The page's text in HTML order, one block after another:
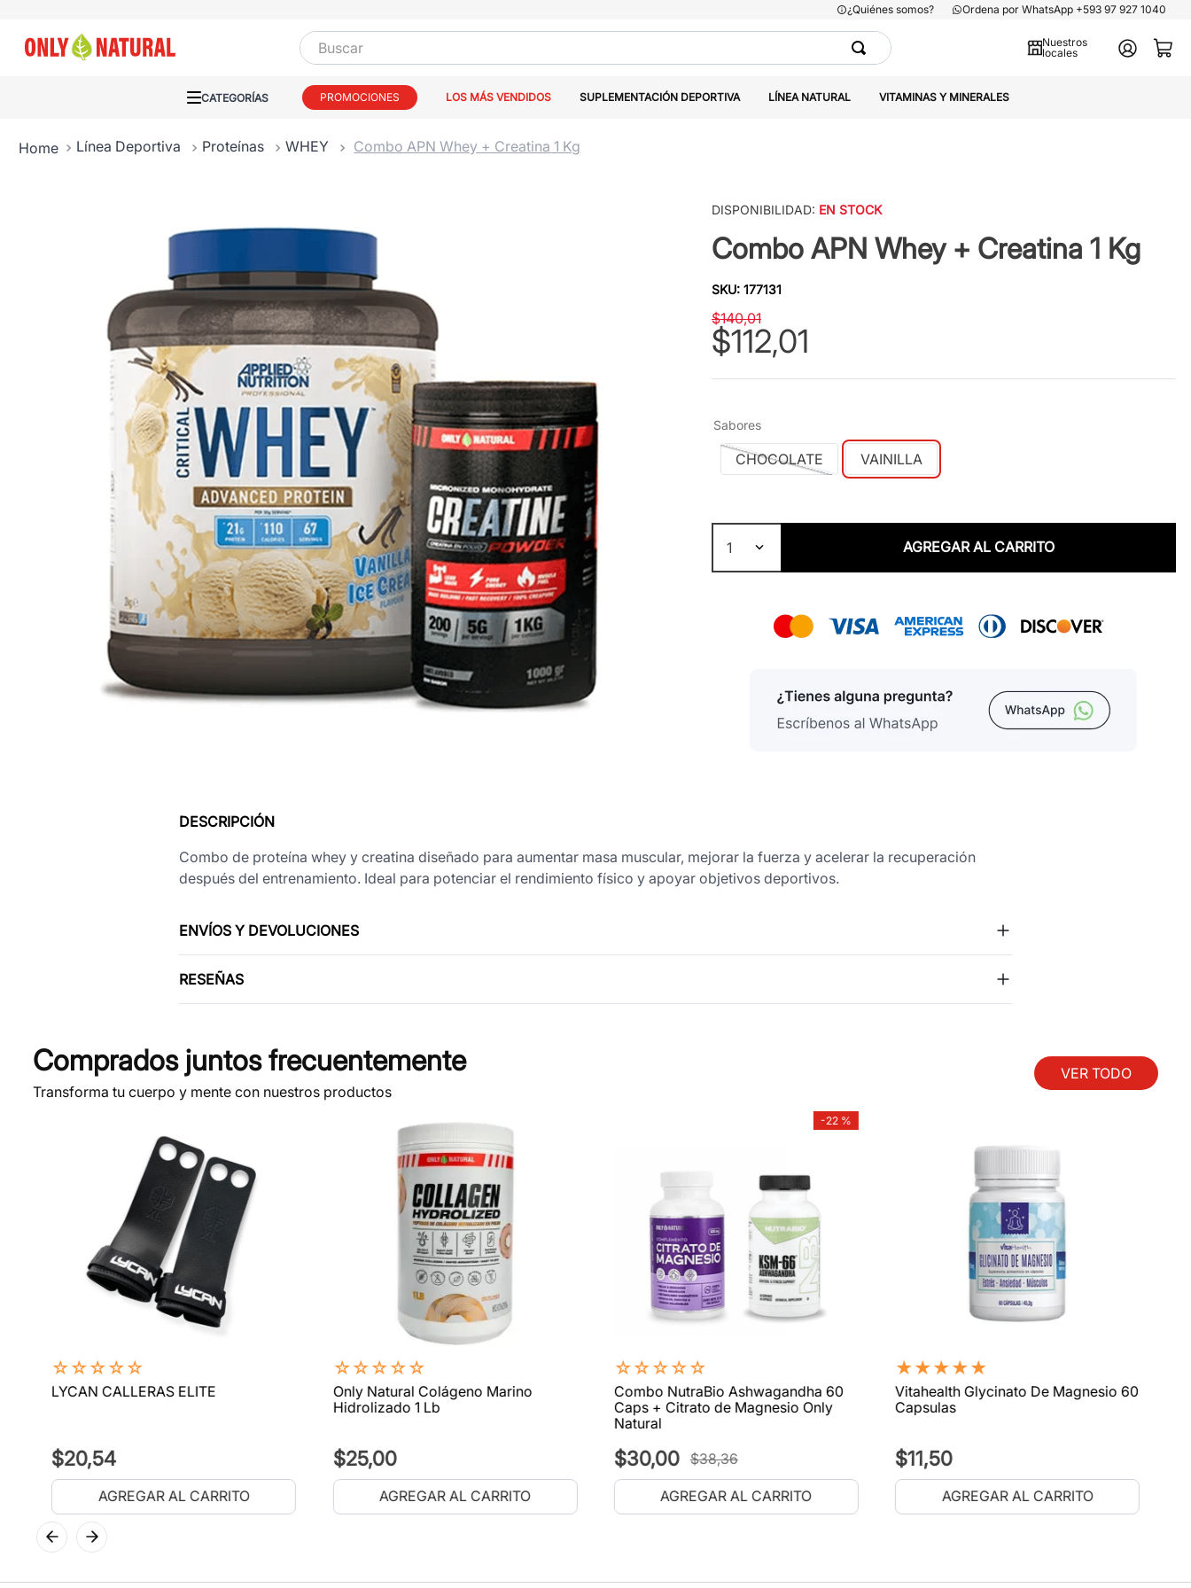
¿Quiénes somos? Ordena por WhatsApp +593 97 927 1040
Buscar
Nuestros
locales
PROMOCIONES LOS MÁS VENDIDOS SUPLEMENTACIÓN DEPORTIVA LÍNEA NATURAL VITAMINAS Y MINERALES
Línea Deportiva Proteínas WHEY Combo APN Whey + Creatina 1 Kg
DISPONIBILIDAD: EN STOCK
Combo APN Whey + Creatina 1 Kg
SKU: 177131
$140,01
$112,01
Sabores
CHOCOLATE VAINILLA
1 AGREGAR AL CARRITO
DESCRIPCIÓN
Combo de proteína whey y creatina diseñado para aumentar masa muscular, mejorar la fuerza y acelerar la recuperación
después del entrenamiento. Ideal para potenciar el rendimiento físico y apoyar objetivos deportivos.
ENVÍOS Y DEVOLUCIONES
RESEÑAS
Comprados juntos frecuentemente
Transforma tu cuerpo y mente con nuestros productos
VER TODO
☆☆☆☆☆
LYCAN CALLERAS ELITE
$20,54
AGREGAR AL CARRITO
☆☆☆☆☆
Only Natural Colágeno Marino
Hidrolizado 1 Lb
$25,00
AGREGAR AL CARRITO
-22 %
☆☆☆☆☆
Combo NutraBio Ashwagandha 60
Caps + Citrato de Magnesio Only
Natural
$30,00 $38,36
AGREGAR AL CARRITO
★★★★★
Vitahealth Glycinato De Magnesio 60
Capsulas
$11,50
AGREGAR AL CARRITO